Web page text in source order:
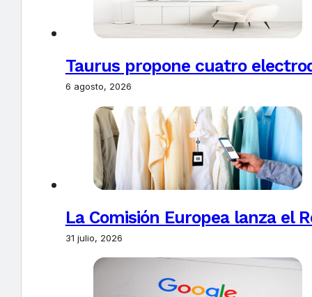
Taurus propone cuatro
6 agosto, 2026
La Comisión Europea lanza el
31 julio, 2026